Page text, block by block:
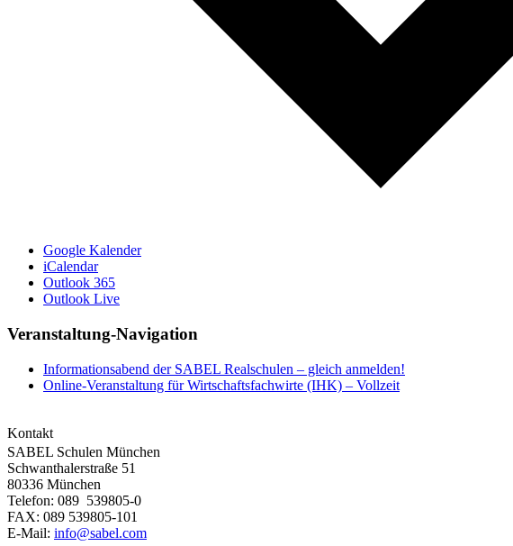
Google Kalender
iCalendar
Outlook 365
Outlook Live
Veranstaltung-Navigation
Informationsabend der SABEL Realschulen – gleich anmelden!
Online-Veranstaltung für Wirtschaftsfachwirte (IHK) – Vollzeit
Kontakt
SABEL Schulen München
Schwanthalerstraße 51
80336 München
Telefon: 089 539805-0
FAX: 089 539805-101
E-Mail: info@sabel.com